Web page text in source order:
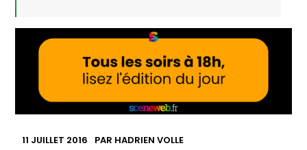
11 JUILLET 2016 PAR HADRIEN VOLLE